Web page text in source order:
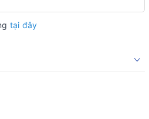
tại đây